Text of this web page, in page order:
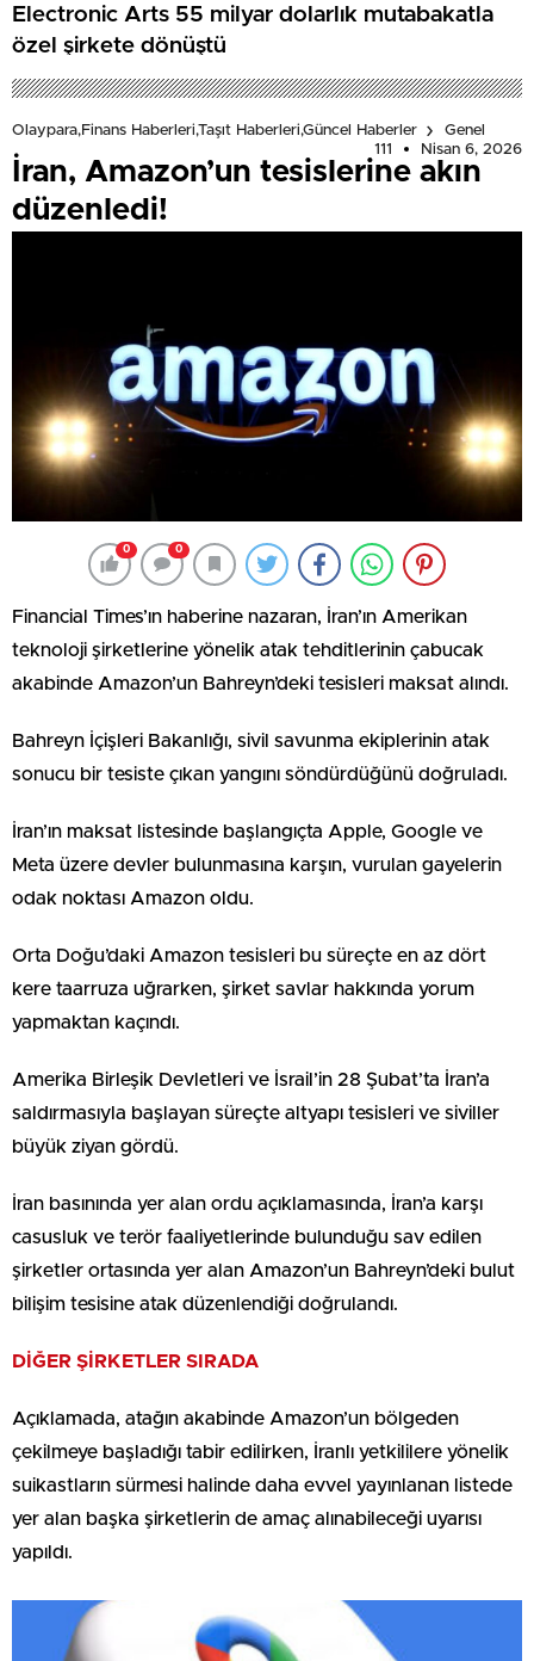
Electronic Arts 55 milyar dolarlık mutabakatla
özel şirkete dönüştü
Olaypara,Finans Haberleri,Taşıt Haberleri,Güncel Haberler
Genel
111
Nisan 6, 2026
İran, Amazon’un tesislerine akın
düzenledi!
0 0
Financial Times’ın haberine nazaran, İran’ın Amerikan
teknoloji şirketlerine yönelik atak tehditlerinin çabucak
akabinde Amazon’un Bahreyn’deki tesisleri maksat alındı.
Bahreyn İçişleri Bakanlığı, sivil savunma ekiplerinin atak
sonucu bir tesiste çıkan yangını söndürdüğünü doğruladı.
İran’ın maksat listesinde başlangıçta Apple, Google ve
Meta üzere devler bulunmasına karşın, vurulan gayelerin
odak noktası Amazon oldu.
Orta Doğu’daki Amazon tesisleri bu süreçte en az dört
kere taarruza uğrarken, şirket savlar hakkında yorum
yapmaktan kaçındı.
Amerika Birleşik Devletleri ve İsrail’in 28 Şubat’ta İran’a
saldırmasıyla başlayan süreçte altyapı tesisleri ve siviller
büyük ziyan gördü.
İran basınında yer alan ordu açıklamasında, İran’a karşı
casusluk ve terör faaliyetlerinde bulunduğu sav edilen
şirketler ortasında yer alan Amazon’un Bahreyn’deki bulut
bilişim tesisine atak düzenlendiği doğrulandı.
DİĞER ŞİRKETLER SIRADA
Açıklamada, atağın akabinde Amazon’un bölgeden
çekilmeye başladığı tabir edilirken, İranlı yetkililere yönelik
suikastların sürmesi halinde daha evvel yayınlanan listede
yer alan başka şirketlerin de amaç alınabileceği uyarısı
yapıldı.